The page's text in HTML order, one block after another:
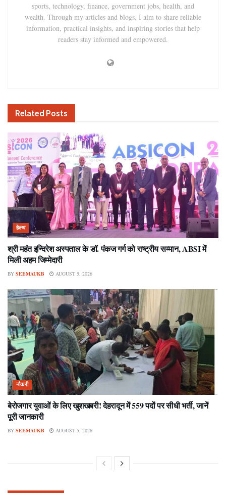
sports, technology, finance, government jobs, health, and
wealth. Through my articles and blogs, I aim to share reliable
information, practical insights, and inspiring stories that help
readers stay informed and empowered.
Related Posts
हेल्थ
श्री महंत इन्दिरेश अस्पताल के डॉ. पंकज गर्ग को राष्ट्रीय सम्मान, ABSI में
मिली अहम जिम्मेदारी
BY SEEMAUKB AUGUST 5, 2026
नौकरी
बेरोजगार युवाओं के लिए खुशखबरी! देहरादून में 559 पदों पर सीधी भर्ती, जानें
पूरी जानकारी
BY SEEMAUKB AUGUST 5, 2026